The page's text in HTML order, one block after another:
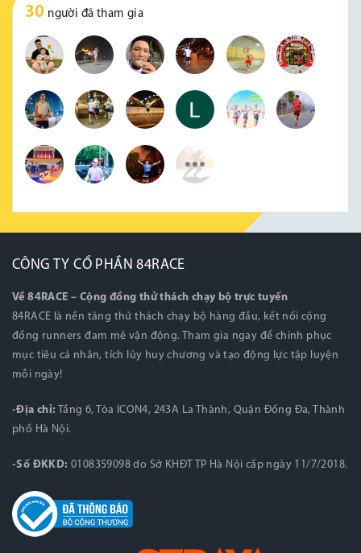
30 người đã tham gia
CÔNG TY CỔ PHẦN 84RACE
Về 84RACE – Cộng đồng thử thách chạy bộ trực tuyến
84RACE là nền tảng thử thách chạy bộ hàng đầu, kết nối cộng
đồng runners đam mê vận động. Tham gia ngay để chinh phục
mục tiêu cá nhân, tích lũy huy chương và tạo động lực tập luyện
mỗi ngày!
-Địa chỉ:
Tầng 6, Tòa ICON4, 243A La Thành, Quận Đống Đa, Thành
phố Hà Nội.
-Số ĐKKD: 0108359098 do Sở KHĐT TP Hà Nội cấp ngày 11/7/2018.